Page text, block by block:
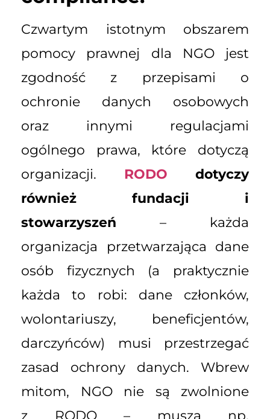
Czwartym istotnym obszarem
pomocy prawnej dla NGO jest
zgodność z przepisami o
ochronie danych osobowych
oraz innymi regulacjami
ogólnego prawa, które dotyczą
organizacji. RODO dotyczy
również fundacji i
stowarzyszeń – każda
organizacja przetwarzająca dane
osób fizycznych (a praktycznie
każda to robi: dane członków,
wolontariuszy, beneficjentów,
darczyńców) musi przestrzegać
zasad ochrony danych. Wbrew
mitom, NGO nie są zwolnione